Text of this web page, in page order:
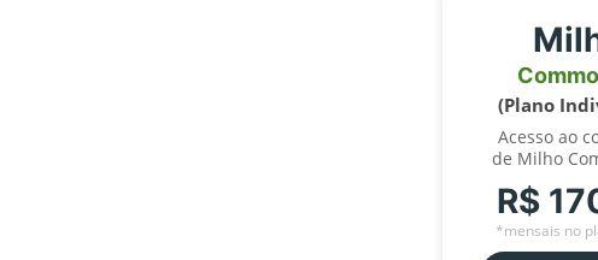
(Plano
Acesso ao
de Milho
R$
*mensais no